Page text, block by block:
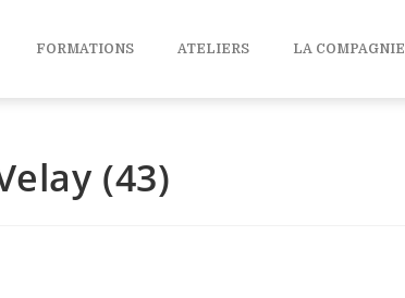
FORMATIONS ATELIERS LA COMPAGNIE
(43)